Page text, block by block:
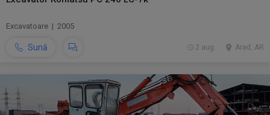
Excavatoare | 2005
Sună Arad, AR
2 aug.